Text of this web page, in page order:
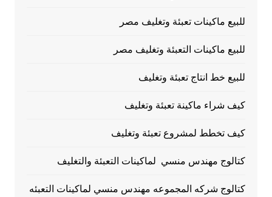
للبيع ماكينات تعبئة وتغليف مصر
للبيع ماكينات التعبئة وتغليف مصر
للبيع خط انتاج تعبئة وتغليف
كيف شراء ماكينة تعبئة وتغليف
كيف تخطط لمشروع تعبئة وتغليف
كتالوج مهندس منسي لماكينات التعبئة والتغليف
كتالوج شركه المجموعه مهندس منسي لماكينات التعبئه